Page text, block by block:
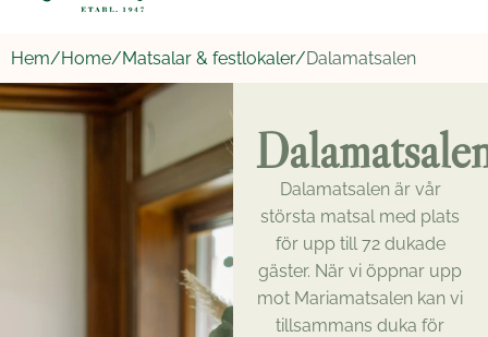
Hem/Home/Matsalar & festlokaler/Dalamatsalen
Dalamatsalen är vår
största matsal med plats
för upp till 72 dukade
gäster. När vi öppnar upp
mot Mariamatsalen kan vi
tillsammans duka för